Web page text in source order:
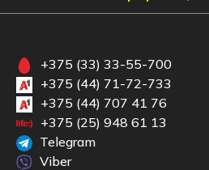
+375 (33) 33-55-700
+375 (44) 71-72-733
+375 (44) 707 41 76
+375 (25) 948 61 13
Telegram
Viber